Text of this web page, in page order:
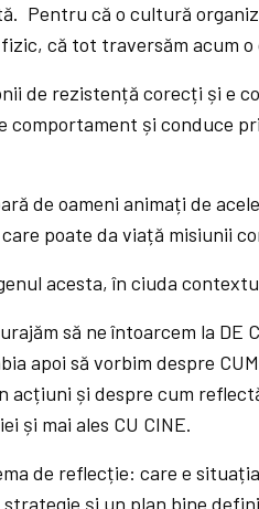
Pentru că o cultură
că tot traversăm acum o
de rezistență corecți și e
comportament și conduce
de oameni animați de
poate da viață misiunii
acesta, în ciuda
să ne întoarcem la DE
apoi să vorbim despre
acțiuni și despre cum
și mai ales CU CINE.
de reflecție: care e
și un plan bine